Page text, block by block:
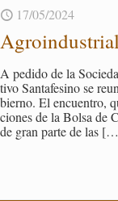
17/05/2024
A pe­di­do de la
ti­vo San­ta­fe­sino se
bierno. El en­cuen­tro,
cio­nes de la Bolsa de
de gran parte de las